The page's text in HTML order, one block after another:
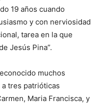
19 años cuando
y con nerviosidad
tarea en la que
Jesús Pina”.
muchos
tres patrióticas
Maria Francisca, y